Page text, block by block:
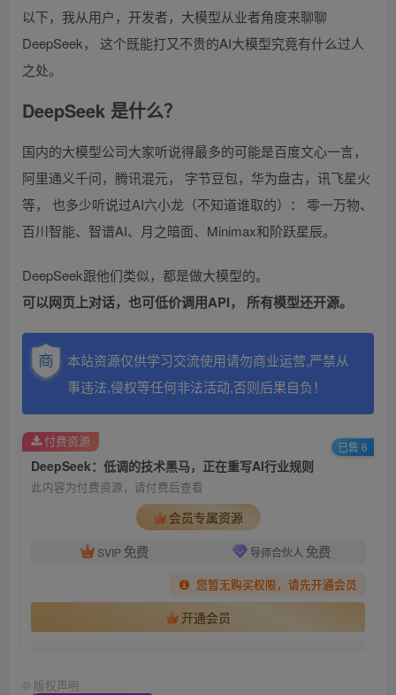
以下，我从用户，开发者，大模型从业者角度来聊聊
DeepSeek， 这个既能打又不贵的AI大模型究竟有什么过人
之处。
DeepSeek 是什么？
国内的大模型公司大家听说得最多的可能是百度文心一言，
阿里通义千问，腾讯混元， 字节豆包，华为盘古，讯飞星火
等， 也多少听说过AI六小龙（不知道谁取的）： 零一万物、
百川智能、智谱AI、月之暗面、Minimax和阶跃星辰。
DeepSeek跟他们类似，都是做大模型的。
可以网页上对话，也可低价调用API， 所有模型还开源。
本站资源仅供学习交流使用请勿商业运营,严禁从
事违法,侵权等任何非法活动,否则后果自负！
DeepSeek：低调的技术黑马，正在重写AI行业规则
此内容为付费资源，请付费后查看
会员专属资源
SVIP 免费 导师合伙人 免费
您暂无购买权限，请先开通会员
开通会员
付费资源 已售 6
© 版权声明